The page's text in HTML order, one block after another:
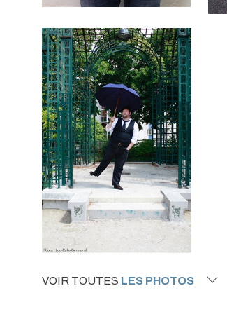
VOIR TOUTES LES PHOTOS